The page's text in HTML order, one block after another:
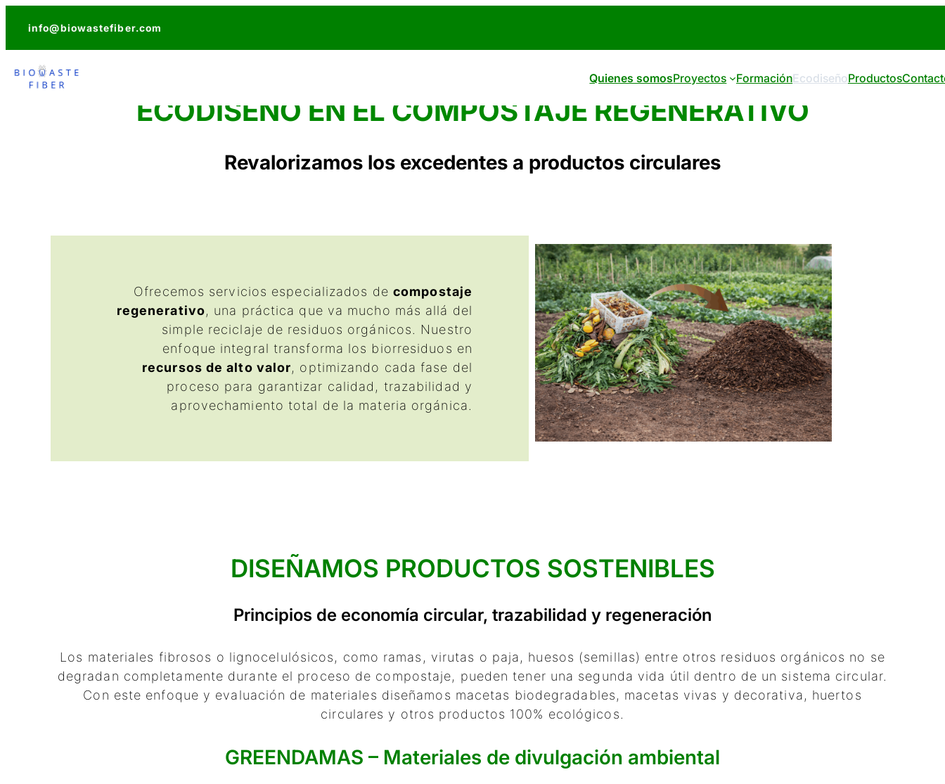
contenido
info@biowastefiber.com
Quienes somosProyectos FormaciónEcodiseñoProductos
ECODISEÑO EN EL COMPOSTAJE REGENERATIVO
Revalorizamos los excedentes a productos circulares
Ofrecemos servicios especializados de compostaje
regenerativo, una práctica que va mucho más allá del
simple reciclaje de residuos orgánicos. Nuestro
enfoque integral transforma los biorresiduos en
recursos de alto valor, optimizando cada fase del
proceso para garantizar calidad, trazabilidad y
aprovechamiento total de la materia orgánica.
DISEÑAMOS PRODUCTOS SOSTENIBLES
Principios de economía circular, trazabilidad y regeneración
Los materiales fibrosos o lignocelulósicos, como ramas, virutas o paja, huesos (semillas) entre otros residuos orgánicos no se
degradan completamente durante el proceso de compostaje, pueden tener una segunda vida útil dentro de un sistema circular.
Con este enfoque y evaluación de materiales diseñamos macetas biodegradables, macetas vivas y decorativa, huertos
circulares y otros productos 100% ecológicos.
GREENDAMAS – Materiales de divulgación ambiental